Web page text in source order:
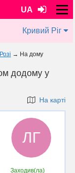
UA
Кривий Ріг
→ На дому
додому у
На карті
ЛГ
Заходив(ла)